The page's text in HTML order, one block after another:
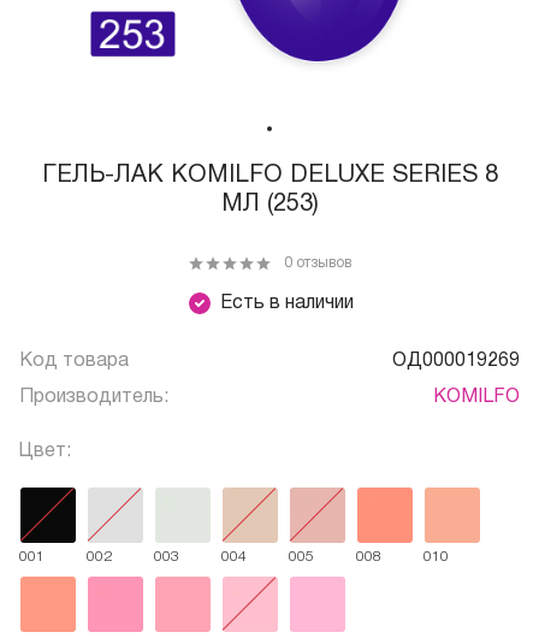
ГЕЛЬ-ЛАК KOMILFO DELUXE SERIES 8
МЛ (253)
Есть в наличии
0 отзывов
Код товара ОД000019269
Производитель: KOMILFO
Цвет:
001 002 003 004 005 008 010